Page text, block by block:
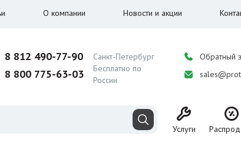
О компании Новости и акции
8 812 490-77-90 Санкт-Петербург
8 800 775-63-03
Бесплатно по
России
Обратный
Услуги